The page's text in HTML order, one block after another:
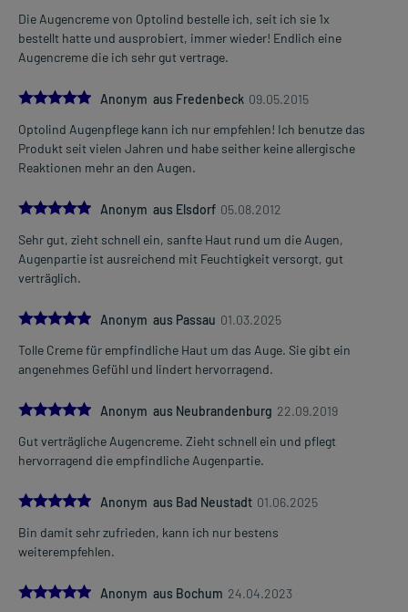
Die Augencreme von Optolind bestelle ich, seit ich sie 1x
bestellt hatte und ausprobiert, immer wieder! Endlich eine
Augencreme die ich sehr gut vertrage.
5.0Anonym aus Fredenbeck 09.05.2015
Optolind Augenpflege kann ich nur empfehlen! Ich benutze das
Produkt seit vielen Jahren und habe seither keine allergische
Reaktionen mehr an den Augen.
5.0Anonym aus Elsdorf 05.08.2012
Sehr gut, zieht schnell ein, sanfte Haut rund um die Augen,
Augenpartie ist ausreichend mit Feuchtigkeit versorgt, gut
verträglich.
5.0Anonym aus Passau 01.03.2025
Tolle Creme für empfindliche Haut um das Auge. Sie gibt ein
angenehmes Gefühl und lindert hervorragend.
5.0Anonym aus Neubrandenburg 22.09.2019
Gut verträgliche Augencreme. Zieht schnell ein und pflegt
hervorragend die empfindliche Augenpartie.
5.0Anonym aus Bad Neustadt 01.06.2025
Bin damit sehr zufrieden, kann ich nur bestens
weiterempfehlen.
5.0Anonym aus Bochum 24.04.2023